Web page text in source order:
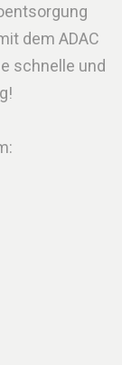
dem ADAC
schnelle und